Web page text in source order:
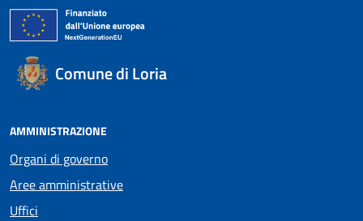
Comune di Loria
AMMINISTRAZIONE
Organi di governo
Aree amministrative
Uffici